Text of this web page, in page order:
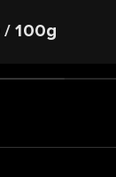
/ 100g